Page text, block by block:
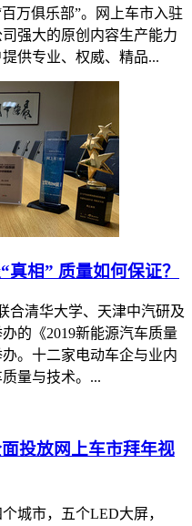
万俱乐部”。网上车市入驻
强大的原创内容生产能力
供专业、权威、精品...
相” 质量如何保证？
合清华大学、天津中汽研及
的《2019新能源汽车质量
。十二家电动车企与业内
量与技术。...
投放网上车市拜年视
城市，五个LED大屏，